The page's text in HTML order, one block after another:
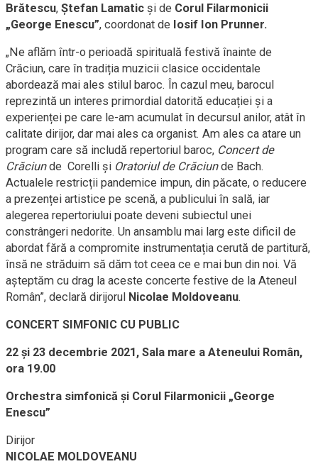
Brătescu, Ștefan Lamatic și de Corul Filarmonicii
„George Enescu”, coordonat de Iosif Ion Prunner.
„Ne aflăm într-o perioadă spirituală festivă înainte de
Crăciun, care în tradiția muzicii clasice occidentale
abordează mai ales stilul baroc. În cazul meu, barocul
reprezintă un interes primordial datorită educației și a
experienței pe care le-am acumulat în decursul anilor, atât în
calitate dirijor, dar mai ales ca organist. Am ales ca atare un
program care să includă repertoriul baroc, Concert de
Crăciunde Corelli și Oratoriul de Crăciunde Bach.
Actualele restricții pandemice impun, din păcate, o reducere
a prezenței artistice pe scenă, a publicului în sală, iar
alegerea repertoriului poate deveni subiectul unei
constrângeri nedorite. Un ansamblu mai larg este dificil de
abordat fără a compromite instrumentația cerută de partitură,
însă ne străduim să dăm tot ceea ce e mai bun din noi. Vă
așteptăm cu drag la aceste concerte festive de la Ateneul
Român”, declară dirijorul Nicolae Moldoveanu.
CONCERT SIMFONIC CU PUBLIC
22 și 23 decembrie 2021, Sala mare a Ateneului Român,
ora 19.00
Orchestra simfonică şi Corul Filarmonicii „George
Enescu”
Dirijor
NICOLAE MOLDOVEANU